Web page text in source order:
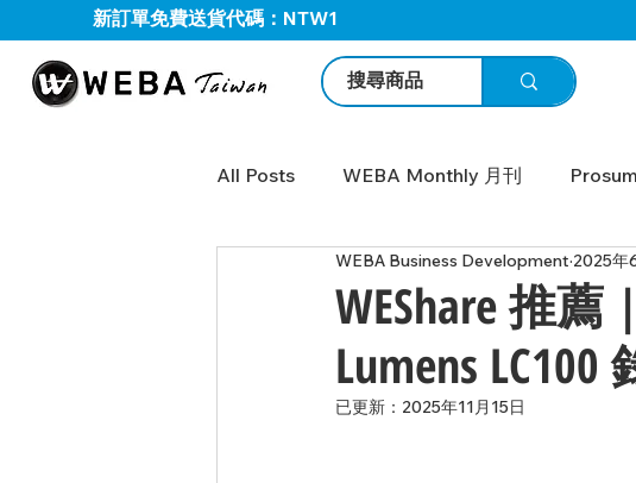
新訂單免費送貨代碼：NTW1
All Posts WEBA Monthly 月刊
BOSE Profressional WEBA Monthly
We Share-Logitech We Plan
WEShare 推
Lumens
WEBA Business Development 2025年
已更新： 2025年11月15日